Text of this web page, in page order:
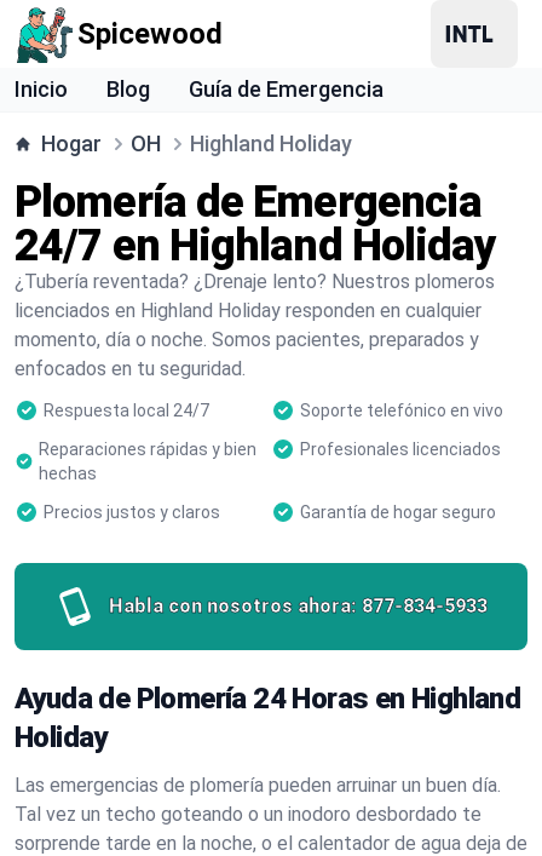
Spicewood
Inicio Blog Guía de Emergencia
Hogar OH Highland Holiday
Plomería de Emergencia
24/7 en Highland Holiday
¿Tubería reventada? ¿Drenaje lento? Nuestros plomeros
licenciados en Highland Holiday responden en cualquier
momento, día o noche. Somos pacientes, preparados y
enfocados en tu seguridad.
Respuesta local 24/7
Soporte telefónico en vivo
Reparaciones rápidas y bien
hechas
Profesionales licenciados
Precios justos y claros Garantía de hogar seguro
Habla con nosotros ahora: 877-834-5933
Ayuda de Plomería 24 Horas en Highland
Holiday
Las emergencias de plomería pueden arruinar un buen día.
Tal vez un techo goteando o un inodoro desbordado te
sorprende tarde en la noche, o el calentador de agua deja de